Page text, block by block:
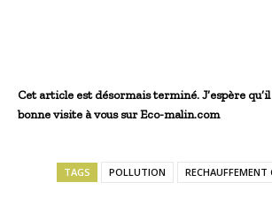
Cet article est désormais terminé. J’espère
bonne visite à vous sur Eco-malin.com
TAGS POLLUTION